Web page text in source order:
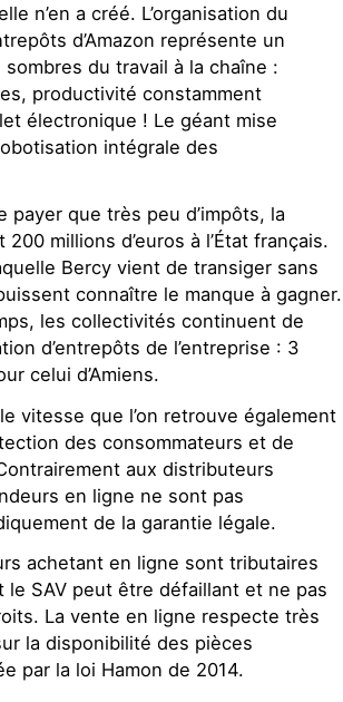
n’en a créé. L’organisation du
d’Amazon représente un
du travail à la chaîne :
productivité constamment
électronique ! Le géant mise
intégrale des
payer que très peu d’impôts, la
millions d’euros à l’État français.
Bercy vient de transiger sans
connaître le manque à gagner.
les collectivités continuent de
d’entrepôts de l’entreprise : 3
celui d’Amiens.
vitesse que l’on retrouve également
des consommateurs et de
aux distributeurs
en ligne ne sont pas
de la garantie légale.
achetant en ligne sont tributaires
le SAV peut être défaillant et ne pas
La vente en ligne respecte très
la disponibilité des pièces
par la loi Hamon de 2014.